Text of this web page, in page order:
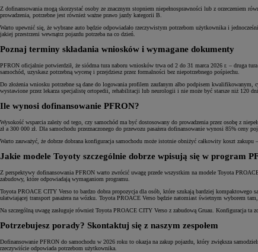
Z dofinansowania mogą skorzystać osoby ze znacznym stopniem niepełnosprawności lub z orzeczeniem
prowadzenia, potrzebne jest również ważne prawo jazdy kategorii B.
Warto upewnić się, że wybrane auto będzie odpowiadało rzeczywistym potrzebom użytkownika i
jakiej przestrzeni wewnątrz pojazdu potrzeba na co dzień.
Poznaj terminy składania wniosków i wymagane dokumenty
PFRON oficjalnie potwierdził, że siódma tura naboru wniosków trwa od 2 do 31 marca 2026 r. – druga
samochód, uzyskasz potrzebną wycenę i przejdziesz przez formalności bez niepotrzebnego pośpiechu.
Do złożenia wniosku potrzebne są dane do logowania profilem zaufanym albo podpisem kwalifikowanym,
wystawione przez lekarza specjalistę ortopedii, rehabilitacji lub neurologii i nie może być starsze niż 120
Ile wynosi dofinansowanie PFRON?
Wysokość wsparcia zależy od tego, czy samochód ma być dostosowany do prowadzenia przez osobę z
zł a 300 000 zł. Dla samochodu przeznaczonego do przewozu pasażera dofinansowanie wynosi 85%
Warto zauważyć, że dobrze dobrana konfiguracja samochodu może istotnie obniżyć całkowity koszt
Jakie modele Toyoty szczególnie dobrze wpisują się w program
Z perspektywy dofinansowania PFRON warto zwrócić uwagę przede wszystkim na modele Toyota
zabudowy, które odpowiadają wymaganiom programu.
Toyota PROACE CITY Verso to bardzo dobra propozycja dla osób, które szukają bardziej kompaktowego
ułatwiającej transport pasażera na wózku. Toyota PROACE Verso będzie natomiast świetnym wyborem
Na szczególną uwagę zasługuje również Toyota PROACE CITY Verso z zabudową Gruau. Konfiguracja ta
Potrzebujesz porady? Skontaktuj się z naszym zespołem
Dofinansowanie PFRON do samochodu w 2026 roku to okazja na zakup pojazdu, który zwiększa
rzeczywiście odpowiada potrzebom użytkownika.